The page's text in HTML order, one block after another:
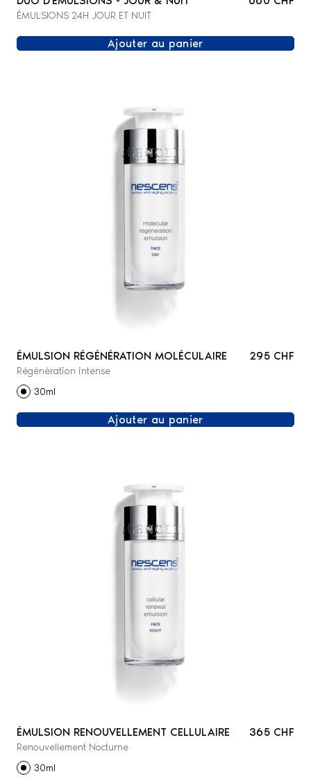
ÉMULSIONS 24H JOUR ET NUIT
Ajouter au panier
ÉMULSION RÉGÉNÉRATION MOLÉCULAIRE
Régénération intense
295 CHF
30ml
Ajouter au panier
ÉMULSION RENOUVELLEMENT CELLULAIRE
Renouvellement Nocturne
365 CHF
30ml